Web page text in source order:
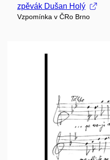
zpěvák Dušan Holý
Vzpomínka v ČRo Brno